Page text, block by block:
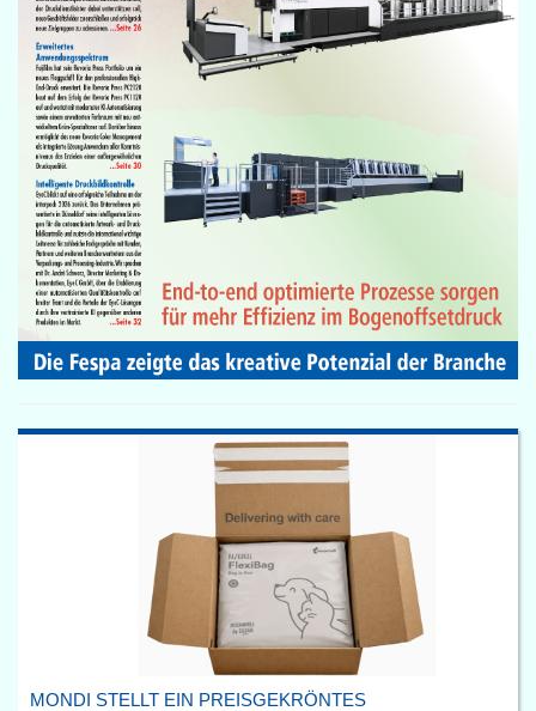
MONDI STELLT EIN PREISGEKRÖNTES